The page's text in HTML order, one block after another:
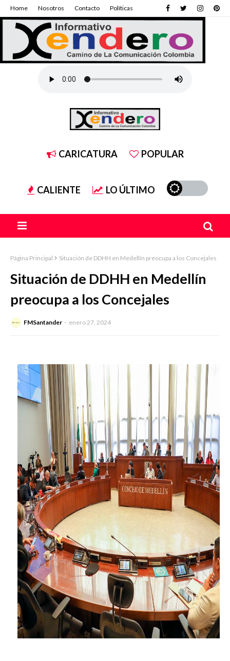
Home Nosotros Contacto Políticas
CARICATURA POPULAR
CALIENTE LO ÚLTIMO
Página Principal Situación de DDHH en Medellín preocupa a los Concejales
Situación de DDHH en Medellín
preocupa a los Concejales
FMSantander enero 27, 2024